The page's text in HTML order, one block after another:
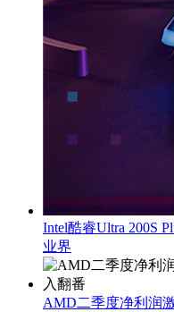
Intel酷睿Ultra 200S
业界
AMD二季度净利润